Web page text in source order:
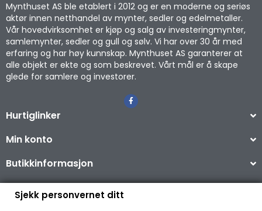
Mynthuset AS ble etablert i 2012 og er en moderne og seriøs
aktør innen netthandel av mynter, sedler og edelmetaller.
Vår hovedvirksomhet er kjøp og salg av investeringmynter,
samlemynter, sedler og gull og sølv. Vi har over 30 år med
erfaring og har høy kunnskap. Mynthuset AS garanterer at
alle objekt er ekte og som beskrevet. Vårt mål er å skape
glede for samlere og investorer.
Hurtiglinker
Min konto
Butikkinformasjon
Sjekk personvernet ditt